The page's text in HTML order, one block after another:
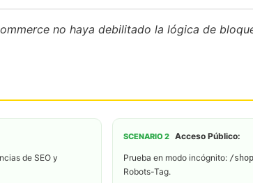
no haya debilitado la lógica de
de SEO y
SCENARIO 2 Acceso Público:
Prueba en modo incógnito: /shop
Robots-Tag.